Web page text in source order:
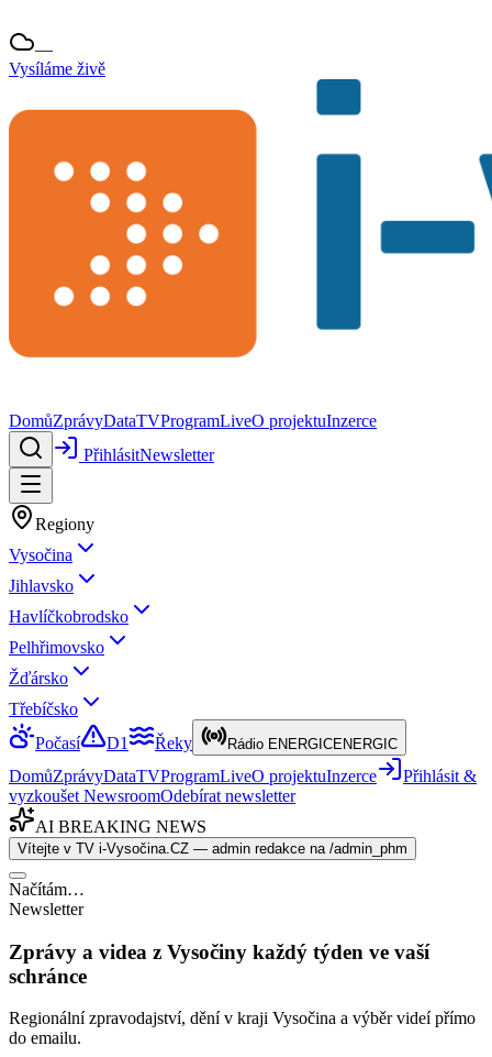
—
Vysíláme živě
DomůZprávyDataTVProgramLiveO projektuInzerce
PřihlásitNewsletter
Regiony
Vysočina
Jihlavsko
Havlíčkobrodsko
Pelhřimovsko
Žďársko
Třebíčsko
Počasí
D1 Řeky Rádio ENERGICENERGIC
DomůZprávyDataTVProgramLiveO projektuInzerce
Přihlásit &
vyzkoušet NewsroomOdebírat newsletter
AI BREAKING NEWS
Vítejte v TV i-Vysočina.CZ — admin redakce na /admin_phm
Načítám…
Newsletter
Zprávy a videa z Vysočiny každý týden ve vaší
schránce
Regionální zpravodajství, dění v kraji Vysočina a výběr videí přímo
do emailu.